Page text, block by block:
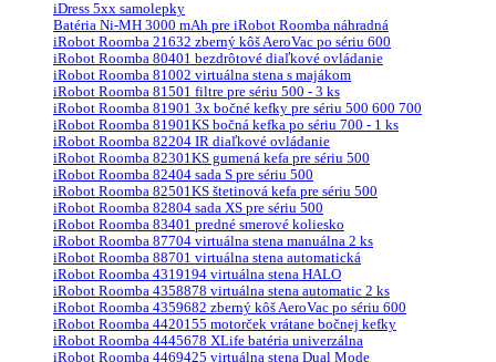
iDress 5xx samolepky
Batéria Ni-MH 3000 mAh pre iRobot Roomba náhradná
iRobot Roomba 21632 zberný kôš AeroVac po sériu 600
iRobot Roomba 80401 bezdrôtové diaľkové ovládanie
iRobot Roomba 81002 virtuálna stena s majákom
iRobot Roomba 81501 filtre pre sériu 500 - 3 ks
iRobot Roomba 81901 3x bočné kefky pre sériu 500 600 700
iRobot Roomba 81901KS bočná kefka po sériu 700 - 1 ks
iRobot Roomba 82204 IR diaľkové ovládanie
iRobot Roomba 82301KS gumená kefa pre sériu 500
iRobot Roomba 82404 sada S pre sériu 500
iRobot Roomba 82501KS štetinová kefa pre sériu 500
iRobot Roomba 82804 sada XS pre sériu 500
iRobot Roomba 83401 predné smerové koliesko
iRobot Roomba 87704 virtuálna stena manuálna 2 ks
iRobot Roomba 88701 virtuálna stena automatická
iRobot Roomba 4319194 virtuálna stena HALO
iRobot Roomba 4358878 virtuálna stena automatic 2 ks
iRobot Roomba 4359682 zberný kôš AeroVac po sériu 600
iRobot Roomba 4420155 motorček vrátane bočnej kefky
iRobot Roomba 4445678 XLife batéria univerzálna
iRobot Roomba 4469425 virtuálna stena Dual Mode